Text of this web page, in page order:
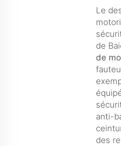
Le
de
de
anti-
des